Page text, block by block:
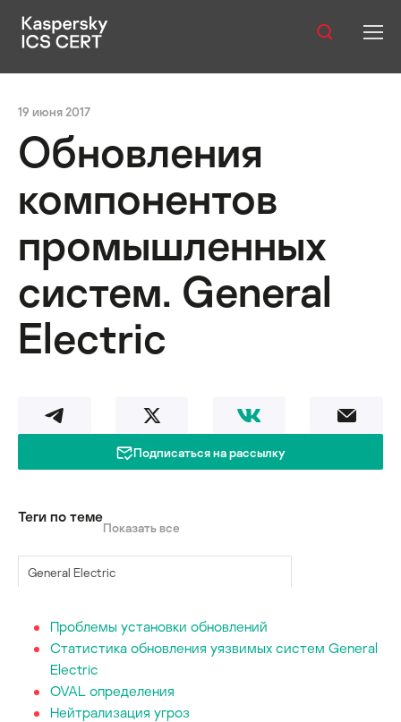
Услуги
Уязвимости
Статистика
Русский
19 июня 2017
Обновления
компонентов
промышленных
систем. General
Electric
Подписаться на рассылку
Теги по теме
Показать все
General Electric
уязвимости
Проблемы установки обновлений
Статистика обновления уязвимых систем General
Electric
OVAL определения
Нейтрализация угроз